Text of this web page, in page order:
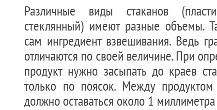
Различные виды стаканов
стеклянный) имеют разные объемы.
сам ингредиент взвешивания. Ведь
отличаются по своей величине. При
продукт нужно засыпать до краев
только по поясок. Между
должно оставаться около 1